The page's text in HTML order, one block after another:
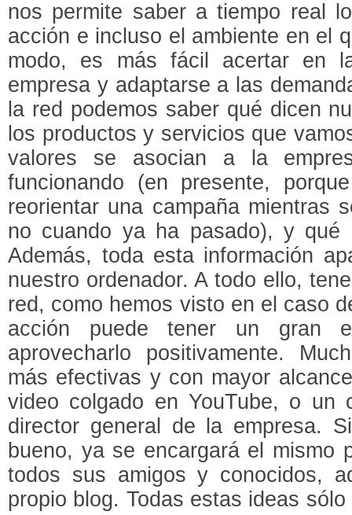
nos permite saber a tiempo real
acción e incluso el ambiente en el
modo, es más fácil acertar en
empresa y adaptarse a las
la red podemos saber qué dicen
los productos y servicios que
valores se asocian a la
funcionando (en presente,
reorientar una campaña mientras
no cuando ya ha pasado), y qué
Además, toda esta información
nuestro ordenador. A todo ello,
red, como hemos visto en el caso
acción puede tener un gran
aprovecharlo positivamente.
más efectivas y con mayor
video colgado en YouTube, o un
director general de la empresa.
bueno, ya se encargará el mismo
todos sus amigos y conocidos,
propio blog. Todas estas ideas